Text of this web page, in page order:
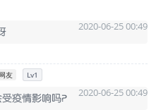
2020-06-25 00:49
网友 Lv1
2020-06-25 00:49
受疫情影响吗？